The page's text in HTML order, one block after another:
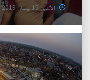
الأثنين 15 نيسان 2019